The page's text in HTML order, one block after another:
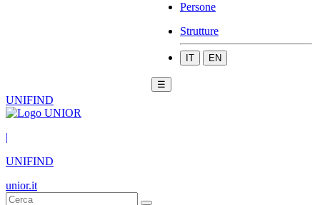
Persone
Strutture
IT EN
☰
UNIFIND
|
UNIFIND
unior.it